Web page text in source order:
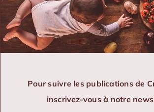
Pour suivre les publications de
inscrivez-vous à notre